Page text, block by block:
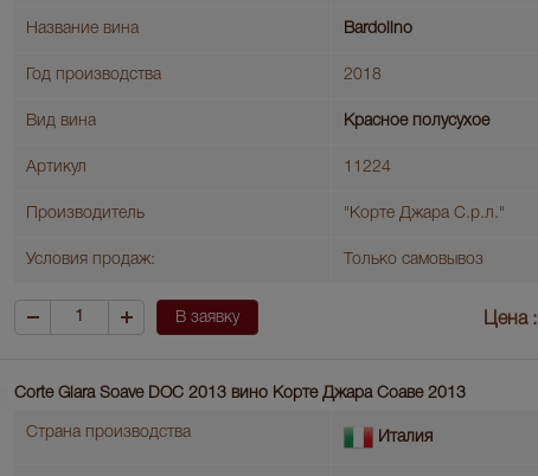
Название вина Bardolino
Год производства 2018
Вид вина Красное полусухое
Артикул 11224
Производитель "Корте Джара С.р.л."
Условия продаж: Только самовывоз
В заявку Цена :
Corte Giara Soave DOC 2013 вино Корте Джара Соаве 2013
Страна производства Италия